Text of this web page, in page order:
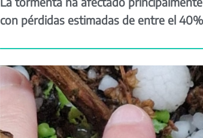
con pérdidas estimadas de entre el